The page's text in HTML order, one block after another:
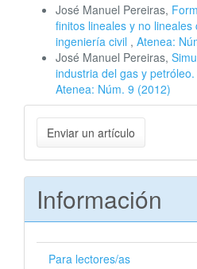
José Manuel Pereiras,
finitos lineales y no lineales
ingeniería civil , Atenea:
José Manuel Pereiras,
industria del gas y
Atenea: Núm. 9 (2012)
Enviar
un
artículo
Enviar un artículo
Información
Para lectores/as